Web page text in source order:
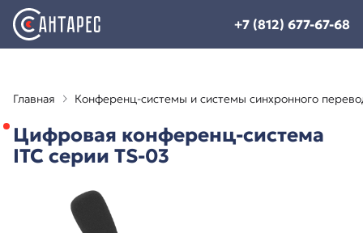
+7 (812) 677-67-68
Главная Конференц-системы и системы синхронного
Цифровая конференц-система
ITC серии TS-03